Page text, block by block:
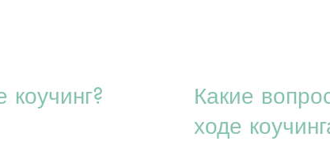
Какие
ходе